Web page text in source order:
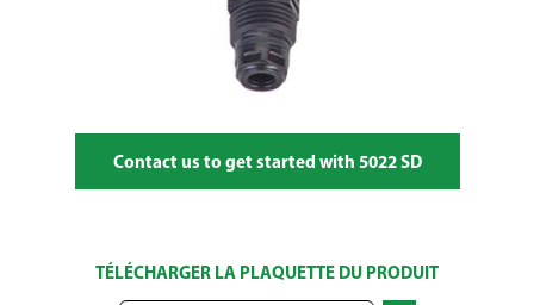
Contact us to get started with 5022 SD
TÉLÉCHARGER LA PLAQUETTE DU PRODUIT